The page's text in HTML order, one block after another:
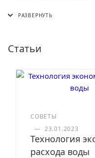
Статьи
СОВЕТЫ
— 23.01.2023
Технология
расхода воды